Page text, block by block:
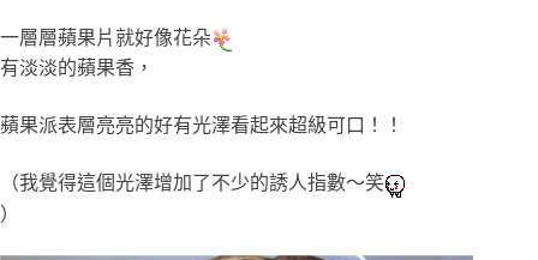
一層層蘋果片就好像花朵
有淡淡的蘋果香，
蘋果派表層亮亮的好有光澤看起來超級可口！！
（我覺得這個光澤增加了不少的誘人指數～笑
）